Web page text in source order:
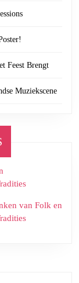
Feest Brengt
Muziekscene
van Folk en